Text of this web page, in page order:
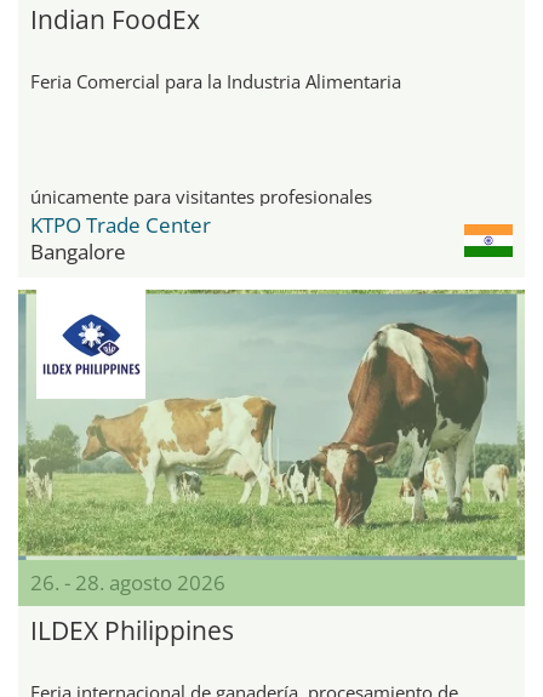
Indian FoodEx
Feria Comercial para la Industria Alimentaria
únicamente para visitantes profesionales
KTPO Trade Center
Bangalore
26. - 28. agosto 2026
ILDEX Philippines
Feria internacional de ganadería, procesamiento de